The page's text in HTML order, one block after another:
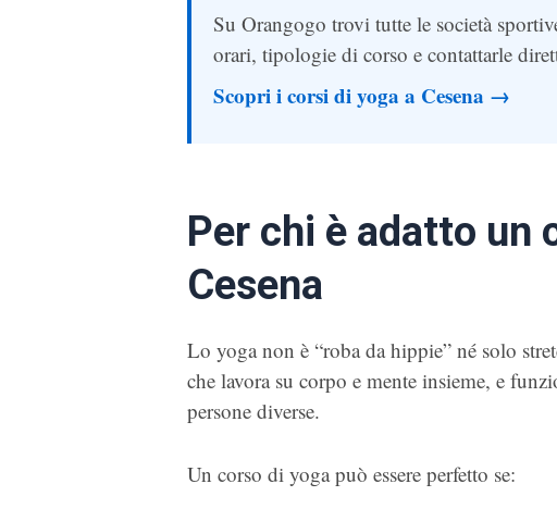
Su Orangogo trovi tutte le società
orari, tipologie di corso e contattarle
Scopri i corsi di yoga a Cesena →
Per chi è adatto un
Cesena
Lo yoga non è “roba da hippie” né solo
che lavora su corpo e mente insieme, e
persone diverse.
Un corso di yoga può essere perfetto se: